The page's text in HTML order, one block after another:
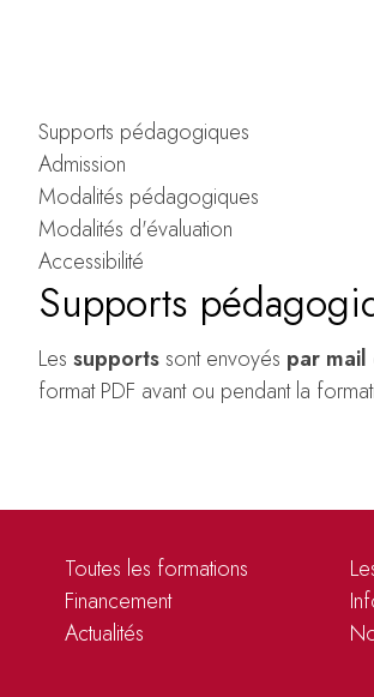
Supports pédagogiques
Admission
Modalités pédagogiques
Modalités d'évaluation
Accessibilité
Supports
Les supports sont envoyés par mail
format PDF avant ou pendant la
Toutes les formations
Financement
Actualités